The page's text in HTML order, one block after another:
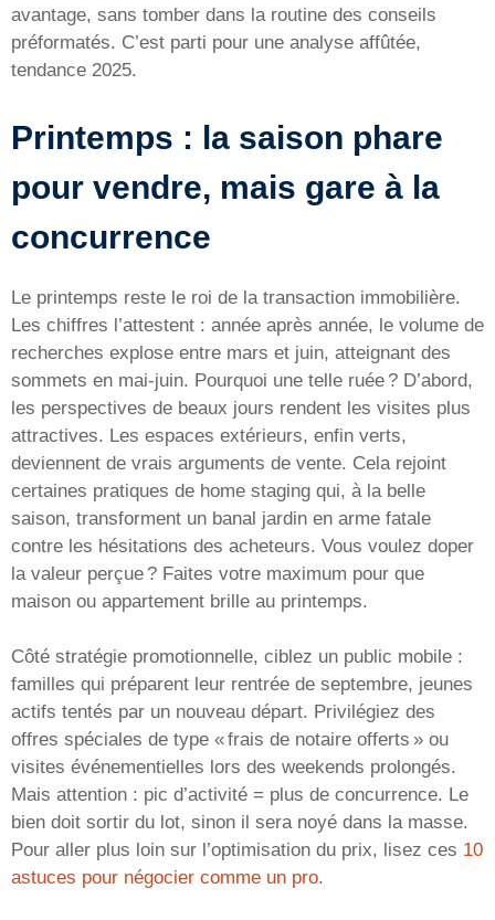
avantage, sans tomber dans la routine des conseils
préformatés. C’est parti pour une analyse affûtée,
tendance 2025.
Printemps : la saison phare
pour vendre, mais gare à la
concurrence
Le printemps reste le roi de la transaction immobilière.
Les chiffres l’attestent : année après année, le volume de
recherches explose entre mars et juin, atteignant des
sommets en mai-juin. Pourquoi une telle ruée ? D’abord,
les perspectives de beaux jours rendent les visites plus
attractives. Les espaces extérieurs, enfin verts,
deviennent de vrais arguments de vente. Cela rejoint
certaines pratiques de home staging qui, à la belle
saison, transforment un banal jardin en arme fatale
contre les hésitations des acheteurs. Vous voulez doper
la valeur perçue ? Faites votre maximum pour que
maison ou appartement brille au printemps.
Côté stratégie promotionnelle, ciblez un public mobile :
familles qui préparent leur rentrée de septembre, jeunes
actifs tentés par un nouveau départ. Privilégiez des
offres spéciales de type « frais de notaire offerts » ou
visites événementielles lors des weekends prolongés.
Mais attention : pic d’activité = plus de concurrence. Le
bien doit sortir du lot, sinon il sera noyé dans la masse.
Pour aller plus loin sur l’optimisation du prix, lisez ces 10
astuces pour négocier comme un pro.